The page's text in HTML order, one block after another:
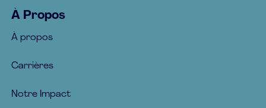
À Propos
À propos
Carrières
Notre Impact